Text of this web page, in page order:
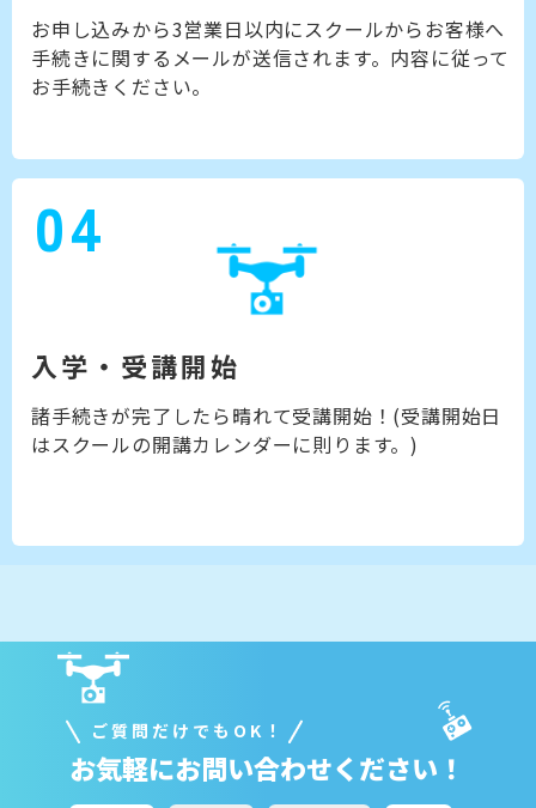
お申し込みから3営業日以内にスクールからお客様へ
手続きに関するメールが送信されます。内容に従って
お手続きください。
入学・受講開始
諸手続きが完了したら晴れて受講開始！(受講開始日
はスクールの開講カレンダーに則ります。)
04
ご質問だけでもOK！
お気軽にお問い合わせください！